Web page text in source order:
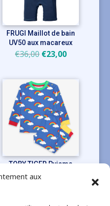
aux
FRUGI Maillot de bain
UV50 aux macareux
€36,00 Le
initial
était :
€36,00.
€23,00Le
actuel
TOBY TIGER Pyjama
avec des arcs-en-ciel